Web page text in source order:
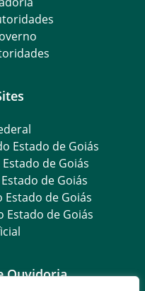
Estado de Goiás
de Goiás
de Goiás
de Goiás
Estado de Goiás
Ouvidoria